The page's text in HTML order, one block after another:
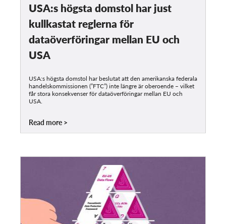
USA:s högsta domstol har just
kullkastat reglerna för
dataöverföringar mellan EU och
USA
USA:s högsta domstol har beslutat att den amerikanska federala
handelskommissionen (”FTC”) inte längre är oberoende – vilket
får stora konsekvenser för dataöverföringar mellan EU och
USA.
Read more